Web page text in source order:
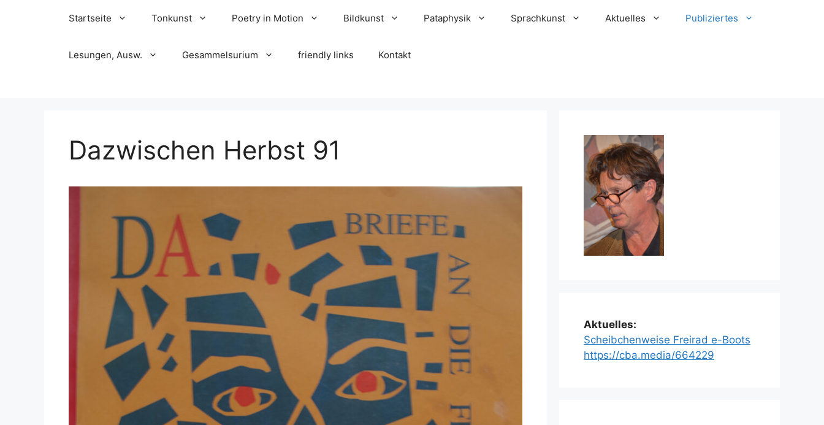
Startseite Tonkunst Poetry in Motion Bildkunst Pataphysik Sprachkunst Aktuelles Publiziertes
Lesungen, Ausw. Gesammelsurium friendly links Kontakt
Dazwischen Herbst 91
Aktuelles:
Scheibchenweise Freirad e-Boots
https://cba.media/664229